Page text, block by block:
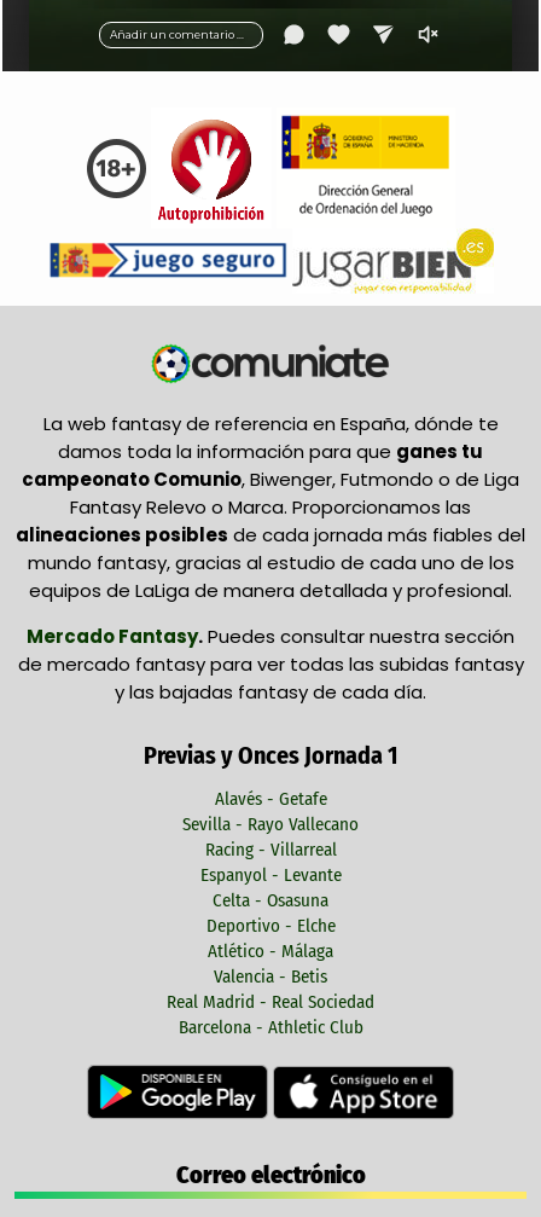
Añadir un comentario ...
La web fantasy de referencia en España, dónde te
damos toda la información para que ganes tu
campeonato Comunio, Biwenger, Futmondo o de Liga
Fantasy Relevo o Marca. Proporcionamos las
alineaciones posibles de cada jornada más fiables del
mundo fantasy, gracias al estudio de cada uno de los
equipos de LaLiga de manera detallada y profesional.
Mercado Fantasy.Puedes consultar nuestra sección
de mercado fantasy para ver todas las subidas fantasy
y las bajadas fantasy de cada día.
Previas y Onces Jornada 1
Alavés - Getafe
Sevilla - Rayo Vallecano
Racing - Villarreal
Espanyol - Levante
Celta - Osasuna
Deportivo - Elche
Atlético - Málaga
Valencia - Betis
Real Madrid - Real Sociedad
Barcelona - Athletic Club
Correo electrónico